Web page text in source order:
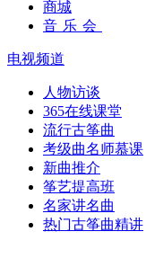
商城
音乐会
电视频道
人物访谈
365在线课堂
流行古筝曲
考级曲名师慕课
新曲推介
筝艺提高班
名家讲名曲
热门古筝曲精讲